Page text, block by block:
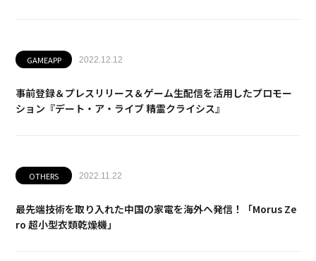
GAMEAPP 2022.12.12
事前登録＆プレスリリース＆ゲーム生配信を活用したプロモー
ション『デート・ア・ライブ 精霊クライシス』
OTHERS 2022.11.22
最先端技術を取り入れた中国の家電を海外へ発信！「Morus Ze
ro 超小型衣類乾燥機」